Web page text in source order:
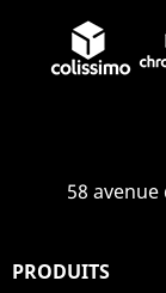
58
PRODUITS